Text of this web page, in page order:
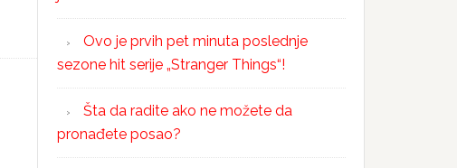
Ovo je prvih pet minuta poslednje
sezone hit serije „Stranger Things“!
Šta da radite ako ne možete da
pronađete posao?